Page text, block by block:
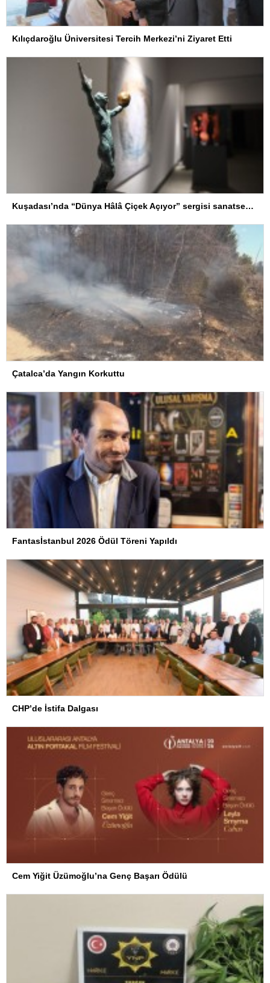
Kılıçdaroğlu Üniversitesi Tercih Merkezi’ni Ziyaret Etti
Kuşadası’nda “Dünya Hâlâ Çiçek Açıyor” sergisi sanatseverlerle buluşuyor
Çatalca’da Yangın Korkuttu
Fantasİstanbul 2026 Ödül Töreni Yapıldı
CHP’de İstifa Dalgası
Cem Yiğit Üzümoğlu’na Genç Başarı Ödülü